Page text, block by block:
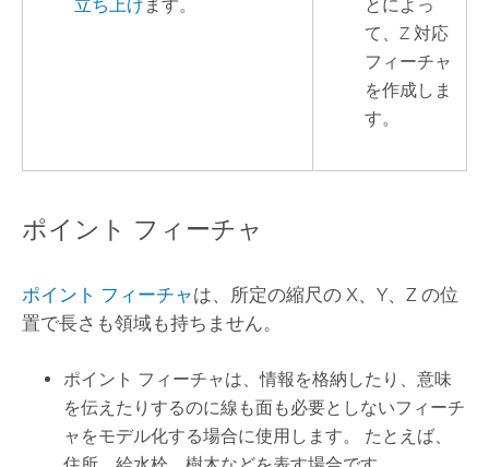
立ち上げ ます。
とによっ
て、Z 対応
フィーチャ
を作成しま
す。
ポイント フィーチャ
ポイント フィーチャは、所定の縮尺の X、Y、Z の位
置で長さも領域も持ちません。
ポイント フィーチャは、情報を格納したり、意味
を伝えたりするのに線も面も必要としないフィーチ
ャをモデル化する場合に使用します。 たとえば、